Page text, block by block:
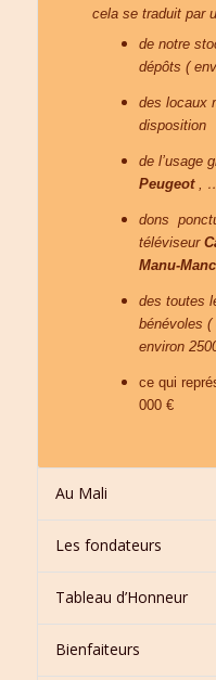
cela se traduit par
de notre
dépôts (
des locaux
disposition
de l’usage
Peugeot,
dons
téléviseur
Manu-
des toutes
bénévoles (
environ
ce qui
000 €
Au Mali
Les fondateurs
Tableau d’Honneur
Bienfaiteurs